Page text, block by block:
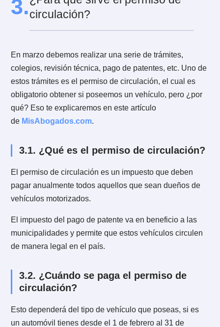
cometida, citándote al Juzgado de Policía Local.
Además, si no concurres al juzgado, el juez
la multa al Registro Nacional de multas impagas, lo
impedirá renovar el permiso de circulación el año
siguiente hasta que pagues la multa.
Por otro último, pararevisar el estado de multas de
del Registro Civil. Aquí ingresas la patente del
y revisar el historial de multas pendientes. Siempre
sacar la revisión técnica, SOAP, permiso de
entre otras.
empadronada?
Se paga en la Tesorería Municipal correspondiente a
comuna en que se haya cursado la multa